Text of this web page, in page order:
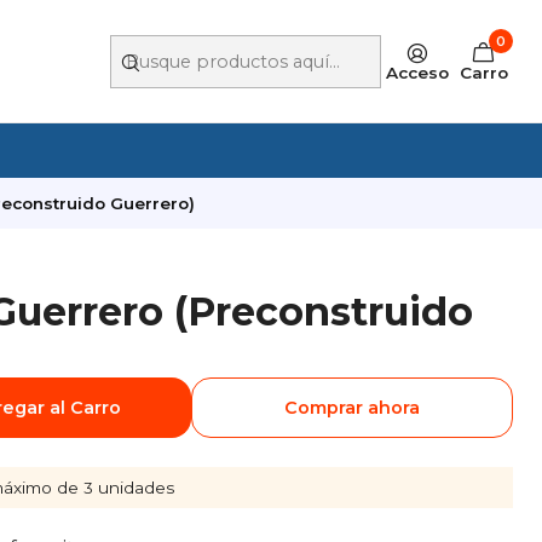
Acceso
0
Carro
Guerrero)
(Preconstruido
al Carro Comprar ahora
de 3 unidades